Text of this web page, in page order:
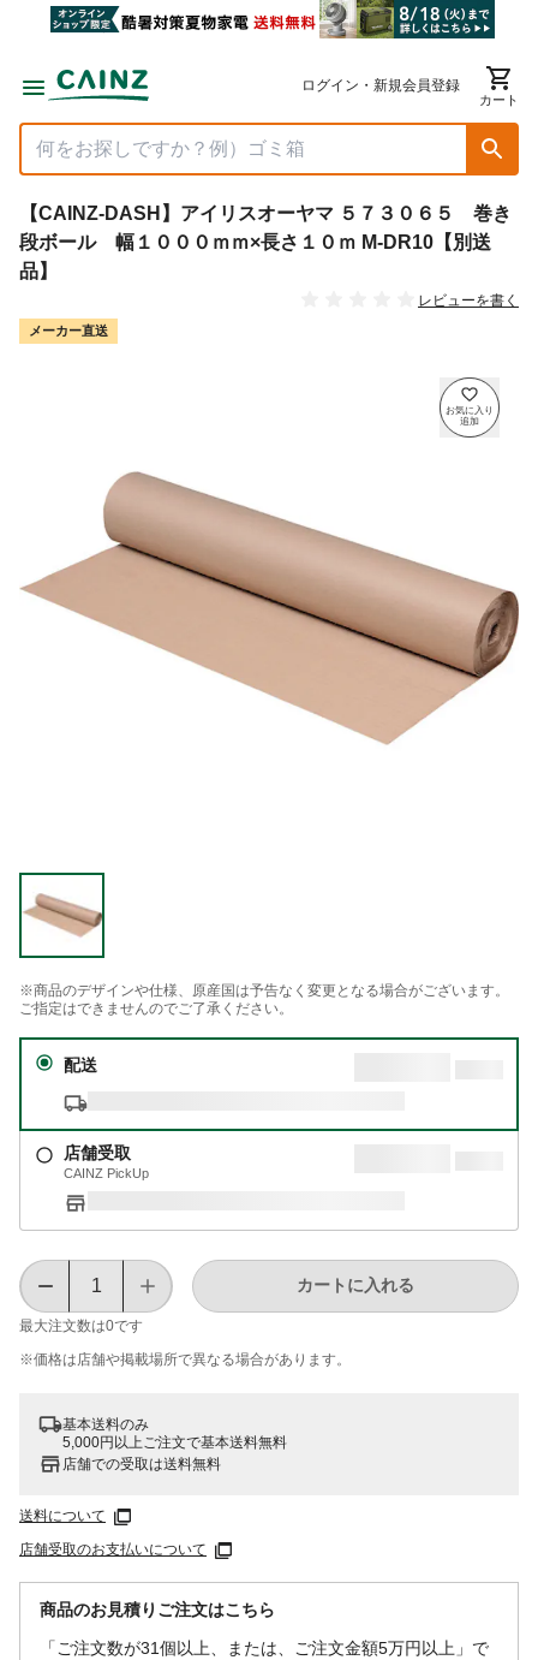
ログイン・新規会員登録
カート
【CAINZ-DASH】アイリスオーヤマ ５７３０６５ 巻き
段ボール 幅１０００ｍｍ×長さ１０ｍ M-DR10【別送
品】
レビューを書く
メーカー直送
※商品のデザインや仕様、原産国は予告なく変更となる場合がございます。
ご指定はできませんのでご了承ください。
配送
店舗受取
CAINZ PickUp
最大注文数は0です
カートに入れる
※価格は​店舗や​掲載場所で​異なる​場合が​あります。
基本送料のみ
5,000円以上ご注文で基本送料無料
店舗での受取は送料無料
送料について
店舗受取のお支払いについて
商品のお見積りご注文はこちら
「ご注文数が31個以上、または、ご注文金額5万円以上」で